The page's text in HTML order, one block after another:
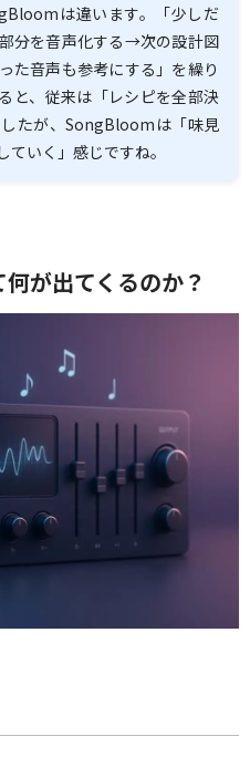
は違います。「少しだ
分を音声化する→次の設計図
た音声も参考にする」を繰り
と、従来は「レシピを全部決
たが、SongBloomは「味見
ていく」感じですね。
が出てくるのか？